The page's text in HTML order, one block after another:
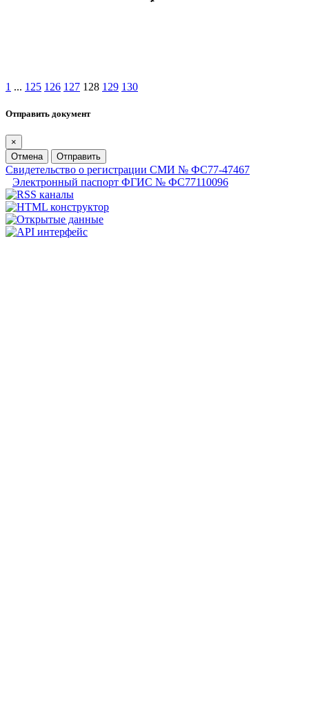
1 ... 125 126 127 128 129 130
Отправить документ
×
Отмена
Отправить
Свидетельство о регистрации СМИ № ФС77-47467
Электронный паспорт ФГИС № ФС77110096